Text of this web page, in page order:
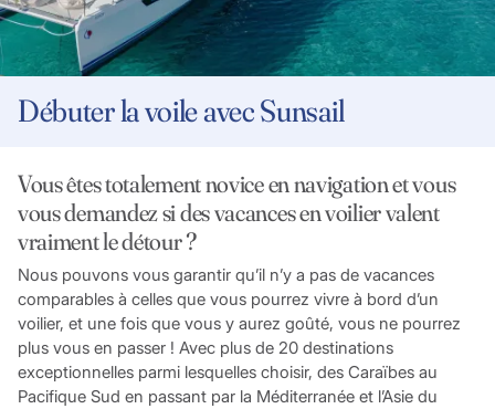
Débuter la voile avec Sunsail
Vous êtes totalement novice en navigation et vous
vous demandez si des vacances en voilier valent
vraiment le détour ?
Nous pouvons vous garantir qu’il n’y a pas de vacances
comparables à celles que vous pourrez vivre à bord d’un
voilier, et une fois que vous y aurez goûté, vous ne pourrez
plus vous en passer ! Avec plus de 20 destinations
exceptionnelles parmi lesquelles choisir, des Caraïbes au
Pacifique Sud en passant par la Méditerranée et l’Asie du